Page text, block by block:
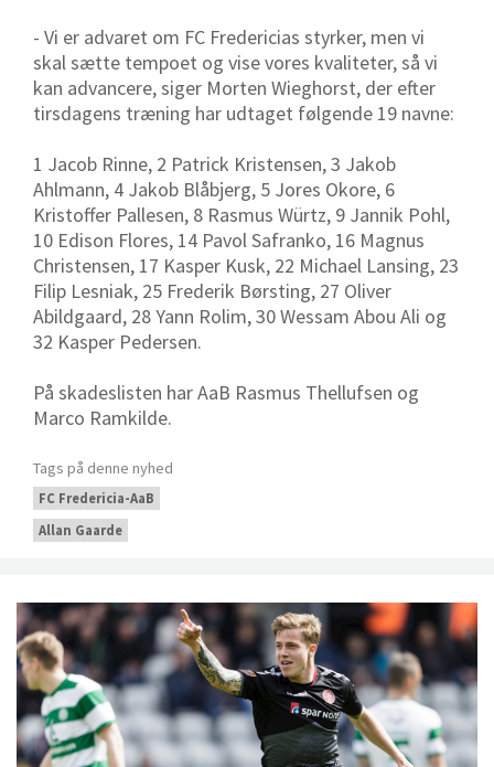
- Vi er advaret om FC Fredericias styrker, men vi
skal sætte tempoet og vise vores kvaliteter, så vi
kan advancere, siger Morten Wieghorst, der efter
tirsdagens træning har udtaget følgende 19 navne:
1 Jacob Rinne, 2 Patrick Kristensen, 3 Jakob
Ahlmann, 4 Jakob Blåbjerg, 5 Jores Okore, 6
Kristoffer Pallesen, 8 Rasmus Würtz, 9 Jannik Pohl,
10 Edison Flores, 14 Pavol Safranko, 16 Magnus
Christensen, 17 Kasper Kusk, 22 Michael Lansing, 23
Filip Lesniak, 25 Frederik Børsting, 27 Oliver
Abildgaard, 28 Yann Rolim, 30 Wessam Abou Ali og
32 Kasper Pedersen.
På skadeslisten har AaB Rasmus Thellufsen og
Marco Ramkilde.
Tags på denne nyhed
FC Fredericia-AaB
Allan Gaarde